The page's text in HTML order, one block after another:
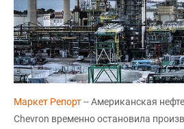
Маркет Репорт-- Американская
Chevron временно остановила